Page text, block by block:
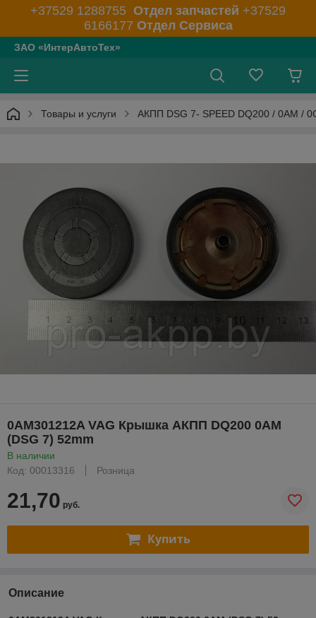
+37529 1288755 Отдел запчастей +37529
6166177 Отдел Сервиса
ЗАО «ИнтерАвтоТех»
Товары и услуги АКПП DSG 7- SPEED DQ200 / 0AM /
0AM301212A VAG Крышка АКПП DQ200 0AM
(DSG 7) 52mm
В наличии
Код: 00013316
Розница
21,70 руб.
Купить
Описание